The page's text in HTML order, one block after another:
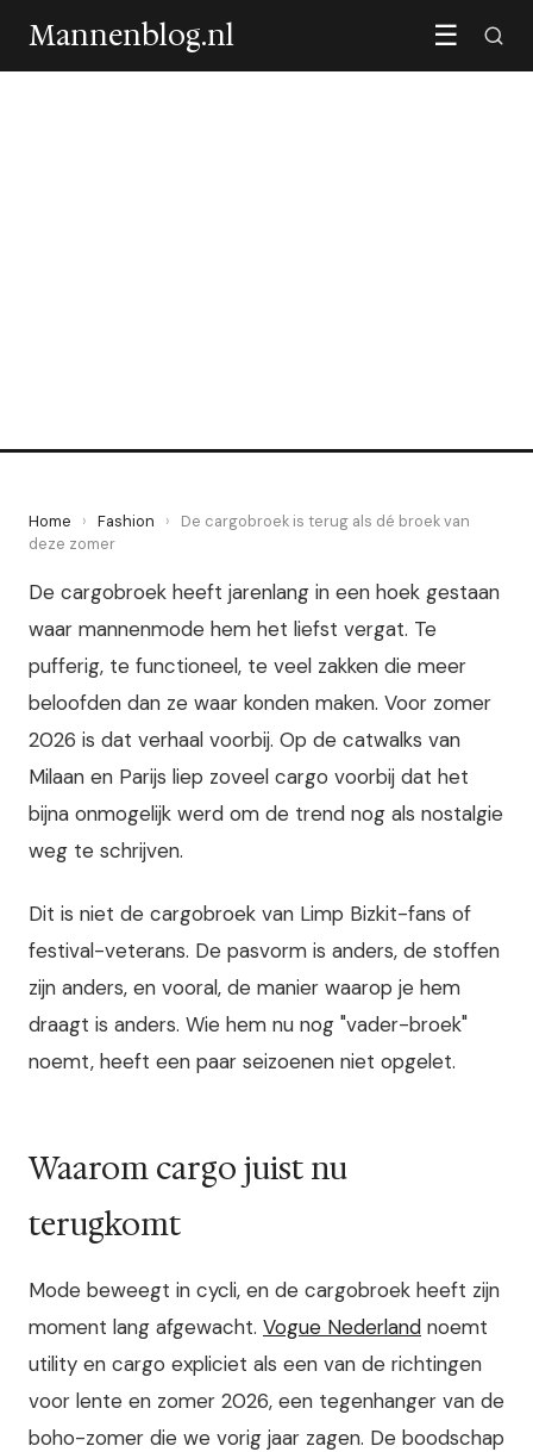
Mannenblog.nl ☰
Home › Fashion ›
De cargobroek is terug als dé broek van
deze zomer
De cargobroek heeft jarenlang in een hoek gestaan
waar mannenmode hem het liefst vergat. Te
pufferig, te functioneel, te veel zakken die meer
beloofden dan ze waar konden maken. Voor zomer
2026 is dat verhaal voorbij. Op de catwalks van
Milaan en Parijs liep zoveel cargo voorbij dat het
bijna onmogelijk werd om de trend nog als nostalgie
weg te schrijven.
Dit is niet de cargobroek van Limp Bizkit-fans of
festival-veterans. De pasvorm is anders, de stoffen
zijn anders, en vooral, de manier waarop je hem
draagt is anders. Wie hem nu nog "vader-broek"
noemt, heeft een paar seizoenen niet opgelet.
Waarom cargo juist nu
terugkomt
Mode beweegt in cycli, en de cargobroek heeft zijn
moment lang afgewacht. Vogue Nederland noemt
utility en cargo expliciet als een van de richtingen
voor lente en zomer 2026, een tegenhanger van de
boho-zomer die we vorig jaar zagen. De boodschap